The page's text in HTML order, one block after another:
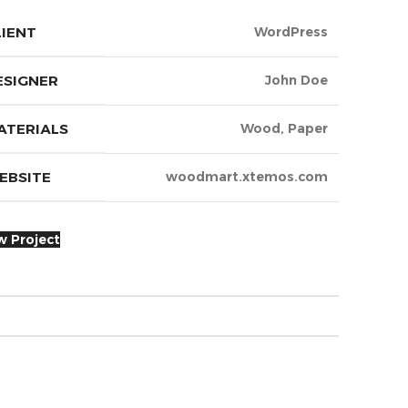
WordPress
John Doe
Wood, Paper
woodmart.xtemos.com
Project